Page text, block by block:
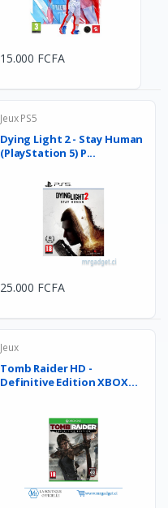
15.000 FCFA
Jeux PS5
Dying Light 2 - Stay Human
(PlayStation 5) P...
25.000 FCFA
Jeux
Tomb Raider HD -
Definitive Edition XBOX